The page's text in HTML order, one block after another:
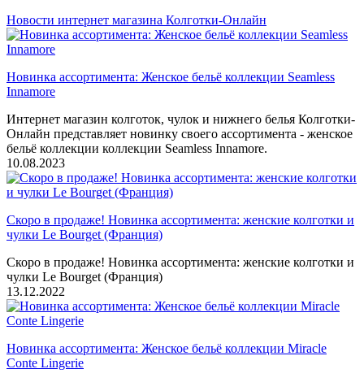
Новости интернет магазина Колготки-Онлайн
Новинка ассортимента: Женское бельё коллекции Seamless
Innamore
Интернет магазин колготок, чулок и нижнего белья Колготки-
Онлайн представляет новинку своего ассортимента - женское
бельё коллекции коллекции Seamless Innamore.
10.08.2023
Скоро в продаже! Новинка ассортимента: женские колготки и
чулки Le Bourget (Франция)
Скоро в продаже! Новинка ассортимента: женские колготки и
чулки Le Bourget (Франция)
13.12.2022
Новинка ассортимента: Женское бельё коллекции Miracle
Conte Lingerie